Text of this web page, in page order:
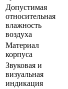
Допустимая
относительная
влажность
воздуха
Материал
корпуса
Звуковая и
визуальная
индикация